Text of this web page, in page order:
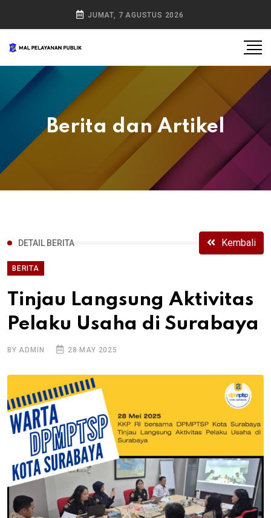
JUMAT, 7 AGUSTUS 2026
Berita dan Artikel
DETAIL BERITA Kembali
BERITA
Tinjau Langsung Aktivitas
Pelaku Usaha di Surabaya
BY ADMIN 28 MAY 2025